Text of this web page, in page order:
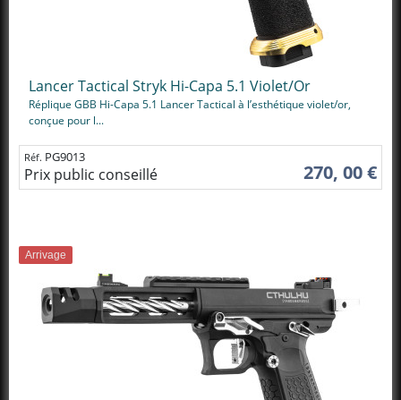
Lancer Tactical Stryk Hi-Capa 5.1 Violet/Or
Réplique GBB Hi-Capa 5.1 Lancer Tactical à l’esthétique violet/or,
conçue pour l...
Réf. PG9013
Prix public conseillé 270, 00 €
Arrivage